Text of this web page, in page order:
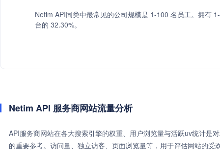
Netim API同类中最常见的公司规模是 1-100 名员工。拥有
台的 32.30%。
Netim API 服务商网站流量分析
API服务商网站在各大搜索引擎的权重、用户浏览量与活跃uv统计是
的重要参考。访问量、独立访客、页面浏览量等，用于评估网站的